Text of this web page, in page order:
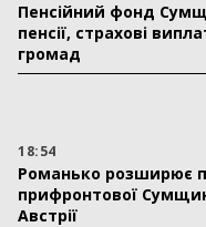
Пенсійний фонд
пенсії, страхові
громад
18:54
Романько розширює
прифронтової
Австрії